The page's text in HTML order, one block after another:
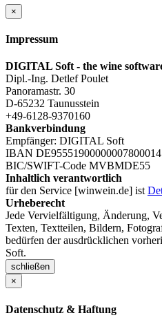
×
Impressum
DIGITAL Soft - the wine
Dipl.-Ing. Detlef Poulet
Panoramastr. 30
D-65232 Taunusstein
+49-6128-9370160
Bankverbindung
Empfänger: DIGITAL Soft
IBAN DE95551900000007800014
BIC/SWIFT-Code MVBMDE55
Inhaltlich verantwortlich
für den Service [winwein.de] ist
Urheberecht
Jede Vervielfältigung, Änderung,
Texten, Textteilen, Bildern,
bedürfen der ausdrücklichen
Soft.
schließen
×
Datenschutz & Haftung